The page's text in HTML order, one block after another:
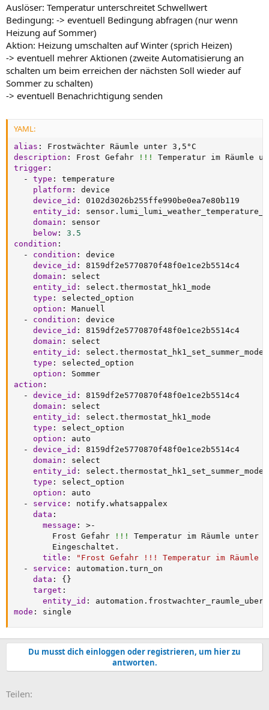
Auslöser: Temperatur unterschreitet Schwellwert
Bedingung: -> eventuell Bedingung abfragen (nur wenn
Heizung auf Sommer)
Aktion: Heizung umschalten auf Winter (sprich Heizen)
-> eventuell mehrer Aktionen (zweite Automatisierung an
schalten um beim erreichen der nächsten Soll wieder auf
Sommer zu schalten)
-> eventuell Benachrichtigung senden
YAML:
alias : Frostwächter Räumle unter 3 ,
description : Frost Gefahr !!!
Temperatur im Räumle
trigger :
-
type :
temperature
platform :
device
device_id :
0102d3026b255ffe990be0ea7e80b119
entity_id :
domain :
sensor
below :
3.5
condition :
-
condition :
device
device_id :
8159df2e5770870f48f0e1ce2b5514c4
domain :
select
entity_id :
select.thermostat_hk1_mode
type :
selected_option
option :
Manuell
-
condition :
device
device_id :
8159df2e5770870f48f0e1ce2b5514c4
domain :
select
entity_id :
select.thermostat_hk1_set_summer_mode
type :
selected_option
option :
action :
-
device_id :
8159df2e5770870f48f0e1ce2b5514c4
domain :
select
entity_id :
select.thermostat_hk1_mode
type :
select_option
option :
auto
-
device_id :
8159df2e5770870f48f0e1ce2b5514c4
domain :
select
entity_id :
select.thermostat_hk1_set_summer_mode
type :
select_option
option :
auto
-
service :
notify.whatsappalex
data :
message : >-
        Frost Gefahr
!!! Temperatur im Räumle unter 3
        Eingeschaltet.
title :
"Frost Gefahr !!! Temperatur im Räumle
-
service :
automation.turn_on
data : { }
target :
entity_id :
mode : single
Du musst dich einloggen oder registrieren, um hier zu
antworten.
Teilen: